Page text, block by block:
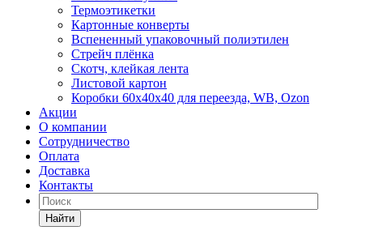
Термоэтикетки
Картонные конверты
Вспененный упаковочный полиэтилен
Стрейч плёнка
Скотч, клейкая лента
Листовой картон
Коробки 60х40х40 для переезда, WB, Ozon
Акции
О компании
Сотрудничество
Оплата
Доставка
Контакты
Найти